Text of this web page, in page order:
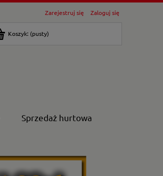
Zarejestruj się Zaloguj się
Koszyk: (pusty)
Sprzedaż hurtowa